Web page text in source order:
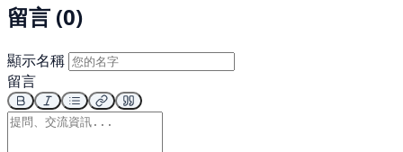
留言 (0)
顯示名稱
留言